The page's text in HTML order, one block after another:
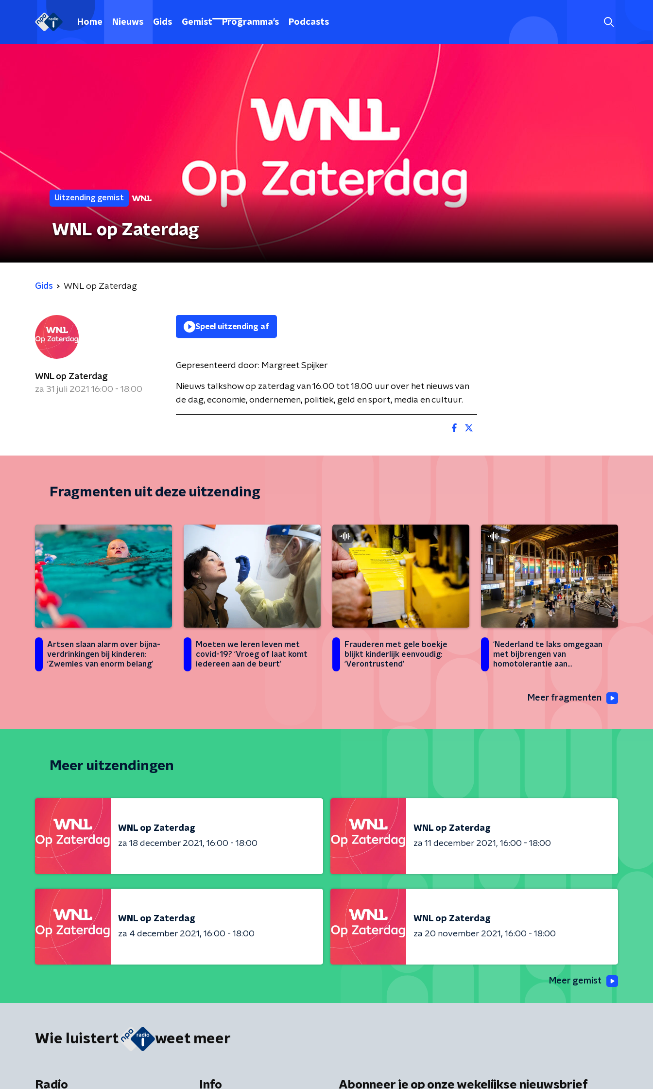
Home Nieuws Gids Gemist Programma's Podcasts
Uitzending gemist
WNL op Zaterdag
Gids WNL op Zaterdag
WNL op Zaterdag
za 31 juli 2021 16:00 - 18:00
Speel uitzending af
Gepresenteerd door: Margreet Spijker
Nieuws talkshow op zaterdag van 16.00 tot 18.00 uur over het nieuws van
de dag, economie, ondernemen, politiek, geld en sport, media en cultuur.
Fragmenten uit deze uitzending
Artsen slaan alarm over bijna-
verdrinkingen bij kinderen:
‘Zwemles van enorm belang’
Moeten we leren leven met
covid-19? ‘Vroeg of laat komt
iedereen aan de beurt’
Frauderen met gele boekje
blijkt kinderlijk eenvoudig:
‘Verontrustend’
‘Nederland te laks omgegaan
met bijbrengen van
homotolerantie aan
Meer fragmenten
Meer uitzendingen
WNL op Zaterdag
za 18 december 2021
16:00 - 18:00
WNL op Zaterdag
za 11 december 2021
16:00 - 18:00
WNL op Zaterdag
za 4 december 2021
16:00 - 18:00
WNL op Zaterdag
za 20 november 2021
16:00 - 18:00
Meer gemist
Wie luistert weet meer
Radio Info Abonneer je op onze wekelijkse nieuwsbrief